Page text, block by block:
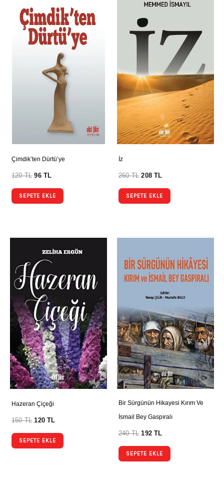
Çimdik’ten Dürtü’ye
120TL 96TL
SEPETE EKLE
İz
260TL 208TL
SEPETE EKLE
Hazeran Çiçeği
150TL 120TL
SEPETE EKLE
Bir Sürgünün Hikayesi Kırım Ve
İsmail Bey Gaspıralı
240TL 192TL
SEPETE EKLE